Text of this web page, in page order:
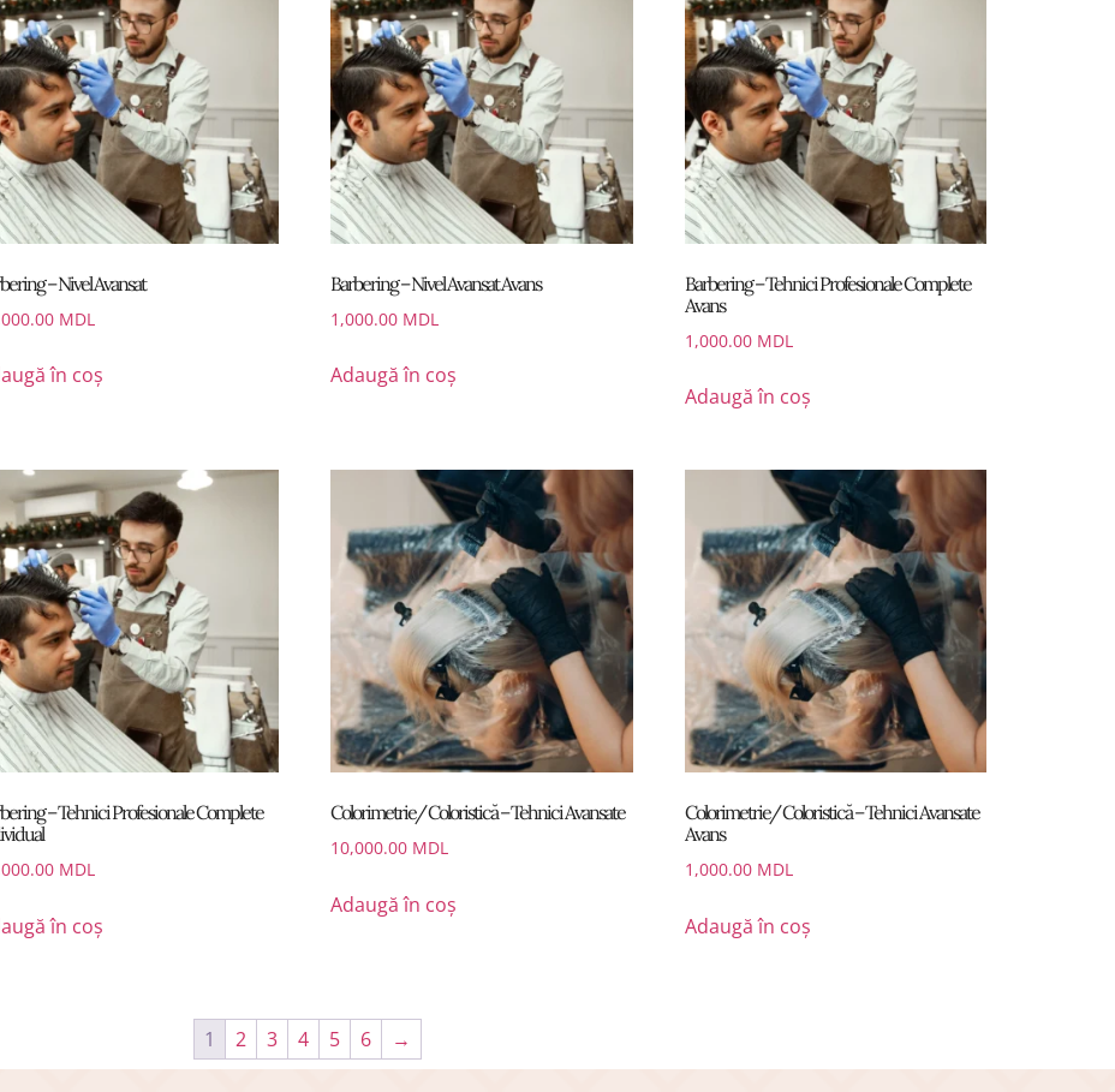
– Nivel Avansat
MDL
în coș
Barbering – Nivel Avansat Avans
1,000.00 MDL
Adaugă în coș
Barbering – Tehnici Profesionale Complete
Avans
1,000.00 MDL
Adaugă în coș
– Tehnici Profesionale Complete
MDL
în coș
Colorimetrie/ Coloristică – Tehnici Avansate
10,000.00 MDL
Adaugă în coș
Colorimetrie/ Coloristică – Tehnici Avansate
Avans
1,000.00 MDL
Adaugă în coș
1 2 3 4 5 6 →